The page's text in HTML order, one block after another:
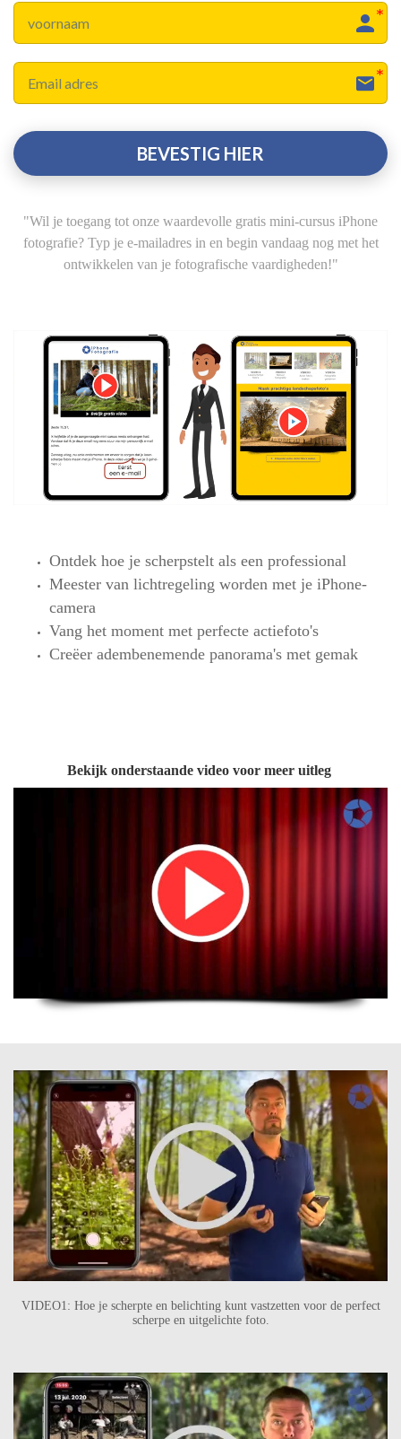
BEVESTIG HIER
"Wil je toegang tot onze waardevolle gratis mini-cursus iPhone
fotografie? Typ je e-mailadres in en begin vandaag nog met het
ontwikkelen van je fotografische vaardigheden!"
Ontdek hoe je scherpstelt als een professional
Meester van lichtregeling worden met je iPhone-
camera
Vang het moment met perfecte actiefoto's
Creëer adembenemende panorama's met gemak
Bekijk onderstaande video voor meer uitleg
VIDEO1: Hoe je scherpte en belichting kunt vastzetten voor de perfect
scherpe en uitgelichte foto.